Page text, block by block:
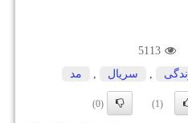
5113
, سریال , مد
(1)
(0)